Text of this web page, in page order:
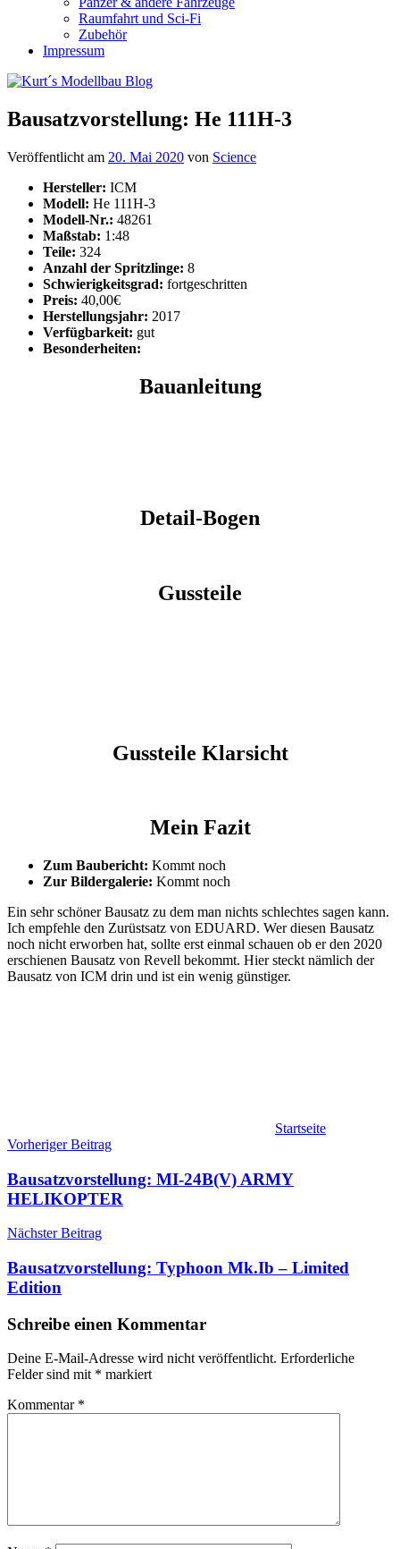
Raumfahrt und Sci-Fi
Zubehör
Impressum
Bausatzvorstellung: He 111H-3
Veröffentlicht am 20. Mai 2020 von Science
Hersteller: ICM
Modell: He 111H-3
Modell-Nr.: 48261
Maßstab: 1:48
Teile: 324
Anzahl der Spritzlinge: 8
Schwierigkeitsgrad: fortgeschritten
Preis: 40,00€
Herstellungsjahr: 2017
Verfügbarkeit: gut
Besonderheiten:
Bauanleitung
Detail-Bogen
Gussteile
Gussteile Klarsicht
Mein Fazit
Zum Baubericht: Kommt noch
Zur Bildergalerie: Kommt noch
Ein sehr schöner Bausatz zu dem man nichts schlechtes sagen kann.
Ich empfehle den Zurüstsatz von EDUARD. Wer diesen Bausatz
noch nicht erworben hat, sollte erst einmal schauen ob er den 2020
erschienen Bausatz von Revell bekommt. Hier steckt nämlich der
Bausatz von ICM drin und ist ein wenig günstiger.
Startseite
Beitragsnavigation
Vorheriger Beitrag
Bausatzvorstellung: MI-24B(V) ARMY
HELIKOPTER
Nächster Beitrag
Bausatzvorstellung: Typhoon Mk.Ib – Limited
Edition
Schreibe einen Kommentar
Deine E-Mail-Adresse wird nicht veröffentlicht. Erforderliche
Felder sind mit * markiert
Kommentar *